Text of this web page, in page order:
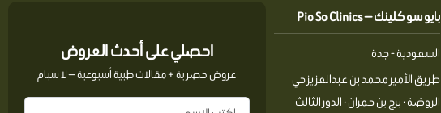
بايو سو كلينك — Pio So Clinics
السعودية - جدة
طريق الأمير محمد بن عبدالعزيز حي
الروضة · برج بن حمران · الدور الثالث
احصلي على أحدث العروض
عروض حصرية + مقالات طبية أسبوعية — لا سبام